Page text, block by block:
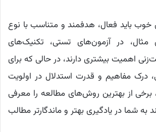
باید فعال، هدفمند و متناسب با نوع
مثال، در آزمون‌های تستی، تکنیک‌های
اهمیت بیشتری دارند، در حالی که برای
درک مفاهیم و قدرت استدلال در اولویت
برخی از بهترین روش‌های مطالعه را معرفی
به شما در یادگیری بهتر و ماندگارتر مطالب